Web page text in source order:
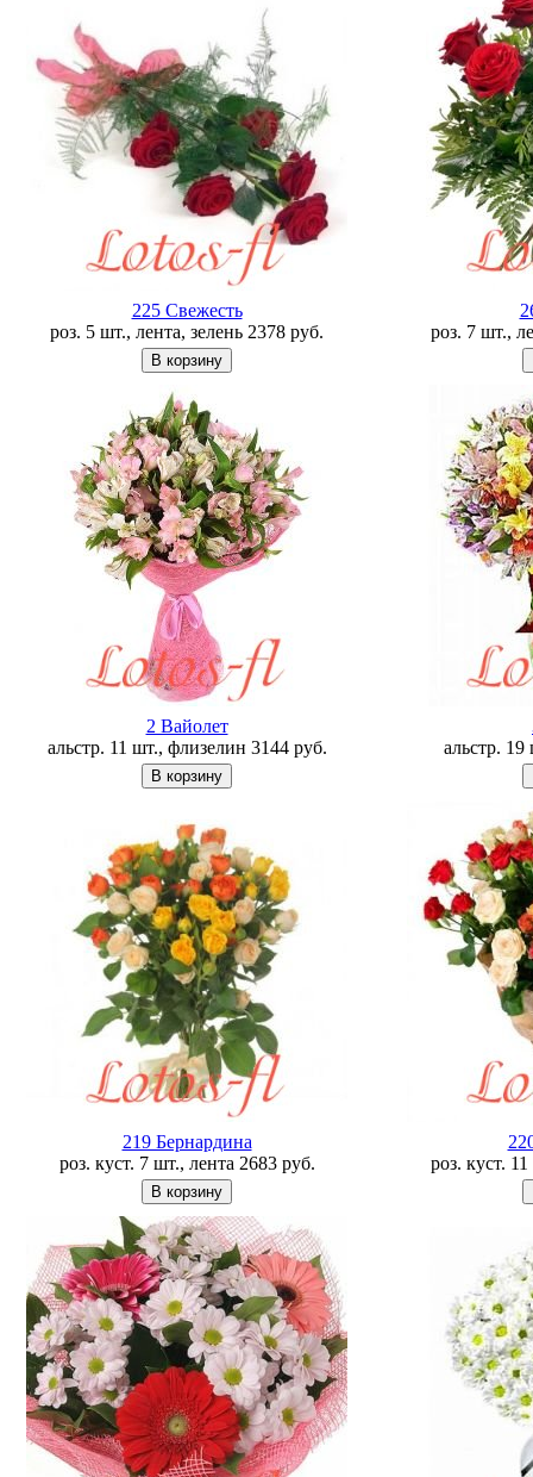
225 Свежесть
роз. 5 шт., лента, зелень 2378 руб.
роз. 7 шт.,
2 Вайолет
альстр. 11 шт., флизелин 3144 руб.
альстр.
219 Бернардина
роз. куст. 7 шт., лента 2683 руб.
роз. куст.